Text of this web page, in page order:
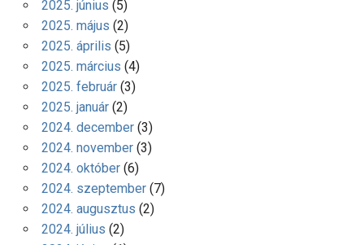
2025. június (5)
2025. május (2)
2025. április (5)
2025. március (4)
2025. február(3)
2025. január(2)
2024. december(3)
2024. november(3)
2024. október(6)
2024. szeptember(7)
2024. augusztus (2)
2024. július (2)